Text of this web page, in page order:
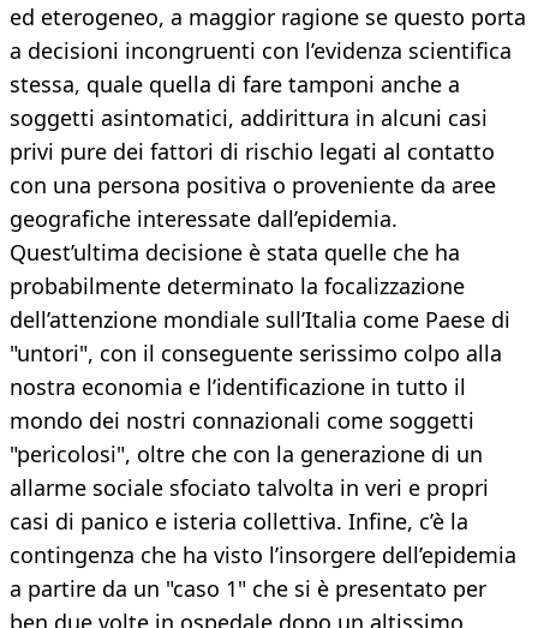
ed eterogeneo, a maggior ragione se questo porta
a decisioni incongruenti con l’evidenza scientifica
stessa, quale quella di fare tamponi anche a
soggetti asintomatici, addirittura in alcuni casi
privi pure dei fattori di rischio legati al contatto
con una persona positiva o proveniente da aree
geografiche interessate dall’epidemia.
Quest’ultima decisione è stata quelle che ha
probabilmente determinato la focalizzazione
dell’attenzione mondiale sull’Italia come Paese di
"untori", con il conseguente serissimo colpo alla
nostra economia e l’identificazione in tutto il
mondo dei nostri connazionali come soggetti
"pericolosi", oltre che con la generazione di un
allarme sociale sfociato talvolta in veri e propri
casi di panico e isteria collettiva. Infine, c’è la
contingenza che ha visto l’insorgere dell’epidemia
a partire da un "caso 1" che si è presentato per
ben due volte in ospedale dopo un altissimo